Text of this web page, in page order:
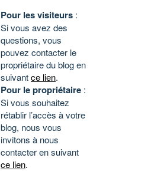
Pour les visiteurs :
Si vous avez des
questions, vous
pouvez contacter le
propriétaire du blog en
suivantce lien.
Pour le propriétaire :
Si vous souhaitez
rétablir l’accès à votre
blog, nous vous
invitons à nous
contacter en suivant
ce lien.